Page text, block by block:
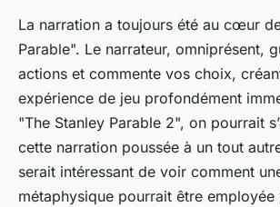
La narration a toujours été au cœur
Parable". Le narrateur, omniprésent,
actions et commente vos choix,
expérience de jeu profondément
"The Stanley Parable 2", on pourrait
cette narration poussée à un tout
serait intéressant de voir comment
métaphysique pourrait être